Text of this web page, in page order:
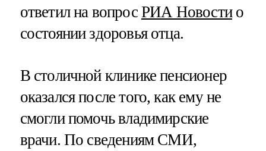
ответил на вопросРИА Новостио
состоянии здоровья отца.
В столичной клинике пенсионер
оказался после того, как ему не
смогли помочь владимирские
врачи. По сведениям СМИ,